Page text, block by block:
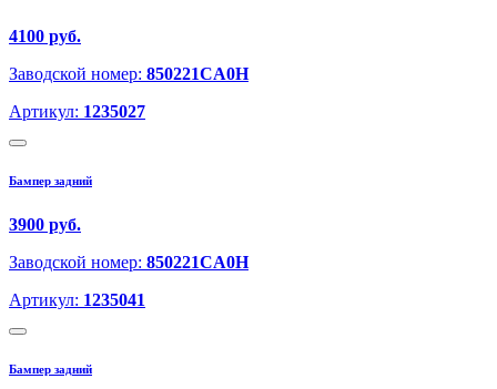
4100 руб.
Заводской номер: 850221CA0H
Артикул: 1235027
Бампер задний
3900 руб.
Заводской номер: 850221CA0H
Артикул: 1235041
Бампер задний